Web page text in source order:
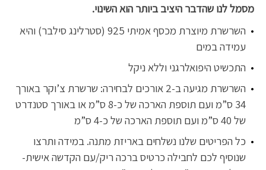
מסמל לנו שהדבר היציב ביותר הוא השינוי.
השרשרת מיוצרת מכסף אמיתי 925 (סטרלינג סילבר) והיא
עמידה במים
התכשיט היפואלרגני וללא ניקל
השרשרת מגיעה ב-2 אורכים לבחירה: שרשרת צ’וקר באורך
34 ס”מ ועם תוספת הארכה של כ-8 ס”מ או באורך סטנדרט
של 40 ס”מ ועם תוספת הארכה של כ-4 ס”מ
כל הפריטים שלנו נשלחים באריזת מתנה. במידה ותרצו
שנוסיף לכם לחבילה כרטיס ברכה ריק/עם הקדשה אישית-